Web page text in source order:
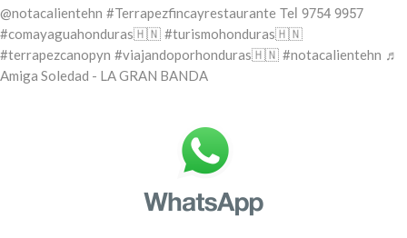
@notacalientehn #Terrapezfincayrestaurante Tel 9754 9957
#comayaguahonduras🇭🇳 #turismohonduras🇭🇳
#terrapezcanopyn #viajandoporhonduras🇭🇳 #notacalientehn ♬
Amiga Soledad - LA GRAN BANDA